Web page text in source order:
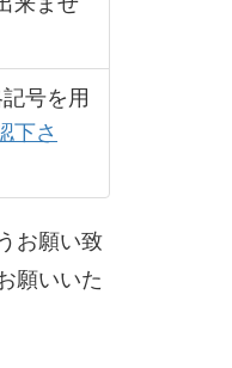
号を用
下さ
お願い致
願いいた